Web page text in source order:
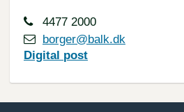
4477 2000
borger@balk.dk
Digital post